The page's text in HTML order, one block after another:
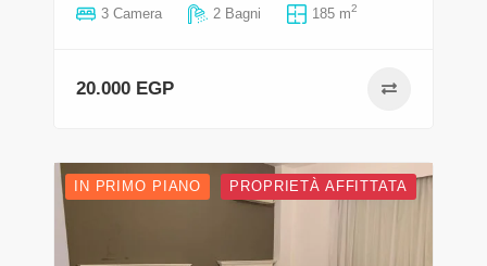
3 Camera 2 Bagni 185 m2
20.000 EGP
IN PRIMO PIANO PROPRIETÀ AFFITTATA